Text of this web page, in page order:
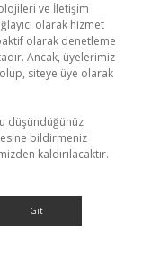
ve İletişim
olarak hizmet
olarak denetleme
Ancak, üyelerimiz
siteye üye olarak
düşündüğünüz
bildirmeniz
kaldırılacaktır.